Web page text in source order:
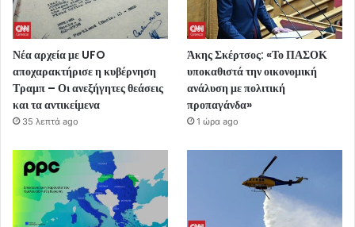
Νέα αρχεία με UFO
αποχαρακτήρισε η κυβέρνηση
Τραμπ – Οι ανεξήγητες θεάσεις
και τα αντικείμενα
35 λεπτά ago
Άκης Σκέρτσος: «Το ΠΑΣΟΚ
υποκαθιστά την οικονομική
ανάλυση με πολιτική
προπαγάνδα»
1 ώρα ago